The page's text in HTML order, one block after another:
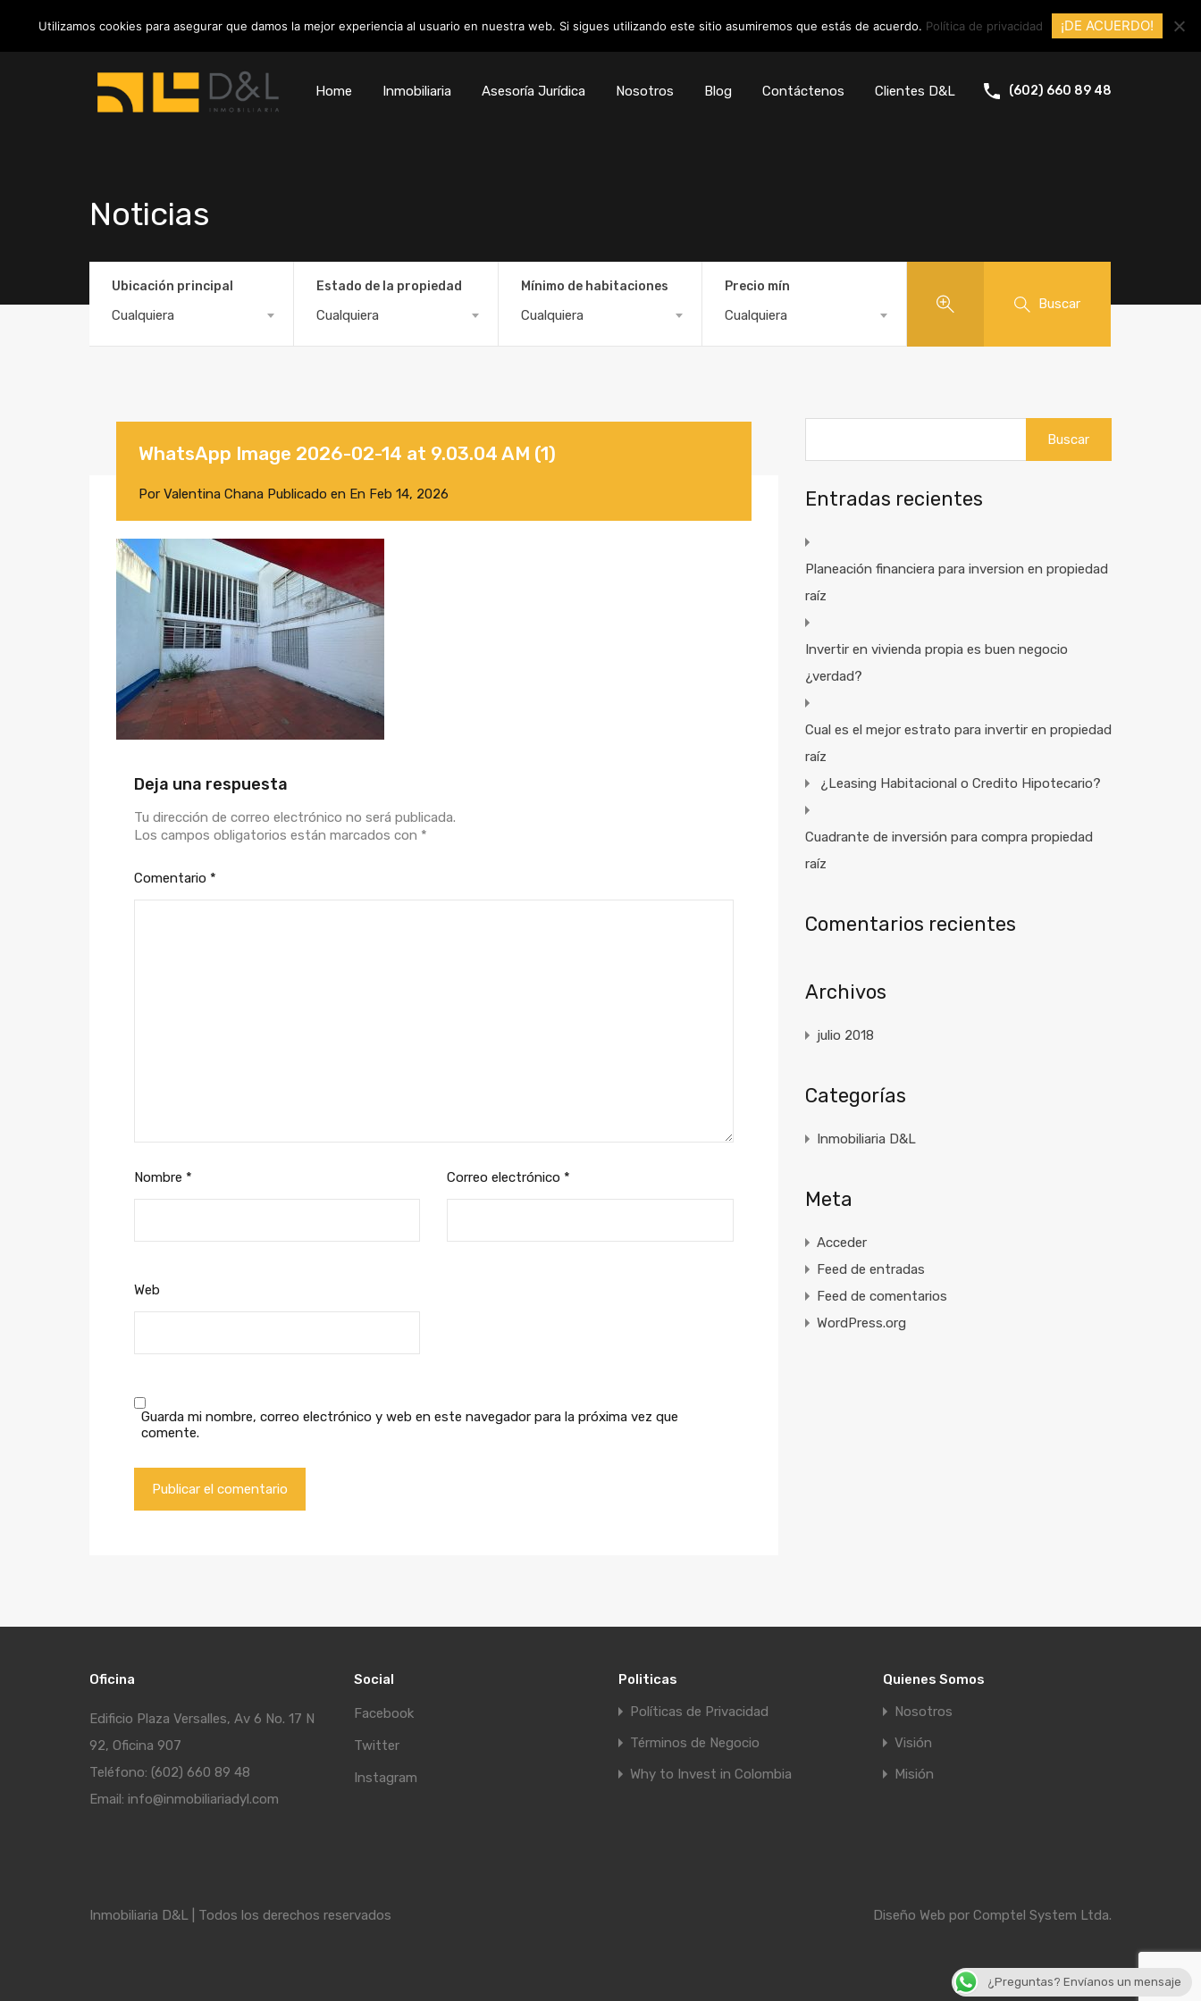
Home Inmobiliaria Asesoría Jurídica Nosotros Blog Contáctenos Clientes D&L (602) 660 89 48
Noticias
Ubicación principal
Cualquiera
Estado de la propiedad
Cualquiera
Mínimo de habitaciones
Cualquiera
Precio mín
Cualquiera
Buscar
WhatsApp Image 2026-02-14 at 9.03.04 AM (1)
Por Valentina Chana Publicado en En Feb 14, 2026
Deja una respuesta
Tu dirección de correo electrónico no será publicada.
Los campos obligatorios están marcados con *
Comentario *
Nombre * Correo electrónico *
Web
Guarda mi nombre, correo electrónico y web en este navegador para la próxima vez que
comente.
Entradas recientes
Planeación financiera para inversion en propiedad
raíz
Invertir en vivienda propia es buen negocio
¿verdad?
Cual es el mejor estrato para invertir en propiedad
raíz
¿Leasing Habitacional o Credito Hipotecario?
Cuadrante de inversión para compra propiedad
raíz
Comentarios recientes
Archivos
julio 2018
Categorías
Inmobiliaria D&L
Meta
Acceder
Feed de entradas
Feed de comentarios
WordPress.org
Oficina
Edificio Plaza Versalles, Av 6 No. 17 N
92, Oficina 907
Teléfono: (602) 660 89 48
Email: info@inmobiliariadyl.com
Social
Facebook
Twitter
Instagram
Politicas
Políticas de Privacidad
Términos de Negocio
Why to Invest in Colombia
Quienes Somos
Nosotros
Visión
Misión
Inmobiliaria D&L | Todos los derechos reservados Diseño Web por Comptel System Ltda.
¿Preguntas? Envíanos un mensaje
Utilizamos cookies para asegurar que damos la mejor experiencia al usuario en nuestra web. Si sigues utilizando este sitio asumiremos que estás de acuerdo. Política de privacidad ¡DE ACUERDO!